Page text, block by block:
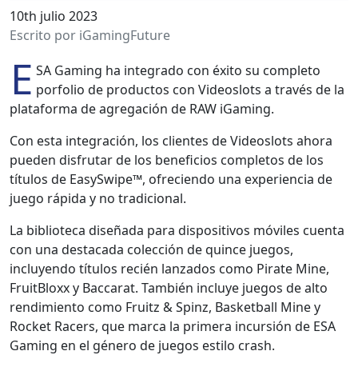
10th julio 2023
Escrito por iGamingFuture
E SA Gam­ing ha inte­gra­do con éxi­to su com­ple­to
por­fo­lio de pro­duc­tos con Videoslots a través de la
platafor­ma de agre­gación de RAW iGam­ing.
Con esta inte­gración, los clientes de Videoslots aho­ra
pueden dis­fru­tar de los ben­efi­cios com­ple­tos de los
títu­los de EasySwipe™, ofre­cien­do una expe­ri­en­cia de
juego ráp­i­da y no tradi­cional.
La bib­liote­ca dis­eña­da para dis­pos­i­tivos móviles cuen­ta
con una desta­ca­da colec­ción de quince jue­gos,
incluyen­do títu­los recién lan­za­dos como Pirate Mine,
Fruit­Bloxx y Bac­carat. Tam­bién incluye jue­gos de alto
rendimien­to como Fruitz & Spinz, Bas­ket­ball Mine y
Rock­et Rac­ers, que mar­ca la primera incur­sión de ESA
Gam­ing en el género de jue­gos esti­lo crash.